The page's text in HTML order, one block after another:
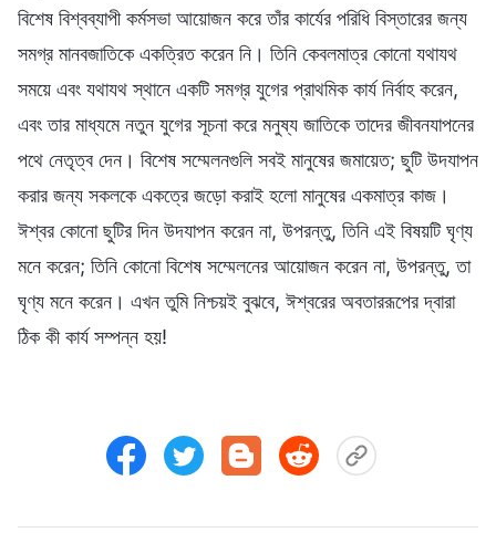
বিশেষ বিশ্বব্যাপী কর্মসভা আয়োজন করে তাঁর কার্যের পরিধি বিস্তারের জন্য
সমগ্র মানবজাতিকে একত্রিত করেন নি। তিনি কেবলমাত্র কোনো যথাযথ
সময়ে এবং যথাযথ স্থানে একটি সমগ্র যুগের প্রাথমিক কার্য নির্বাহ করেন,
এবং তার মাধ্যমে নতুন যুগের সূচনা করে মনুষ্য জাতিকে তাদের জীবনযাপনের
পথে নেতৃত্ব দেন। বিশেষ সম্মেলনগুলি সবই মানুষের জমায়েত; ছুটি উদযাপন
করার জন্য সকলকে একত্রে জড়ো করাই হলো মানুষের একমাত্র কাজ।
ঈশ্বর কোনো ছুটির দিন উদযাপন করেন না, উপরন্তু, তিনি এই বিষয়টি ঘৃণ্য
মনে করেন; তিনি কোনো বিশেষ সম্মেলনের আয়োজন করেন না, উপরন্তু, তা
ঘৃণ্য মনে করেন। এখন তুমি নিশ্চয়ই বুঝবে, ঈশ্বরের অবতাররূপের দ্বারা
ঠিক কী কার্য সম্পন্ন হয়!